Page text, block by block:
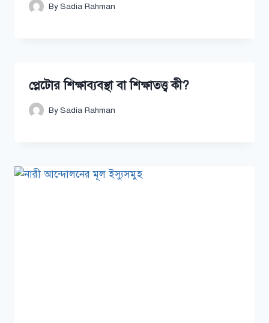
BySadia Rahman
প্লেটোর শিক্ষাব্যবস্থা বা শিক্ষাতত্ত্ব কী?
BySadia Rahman